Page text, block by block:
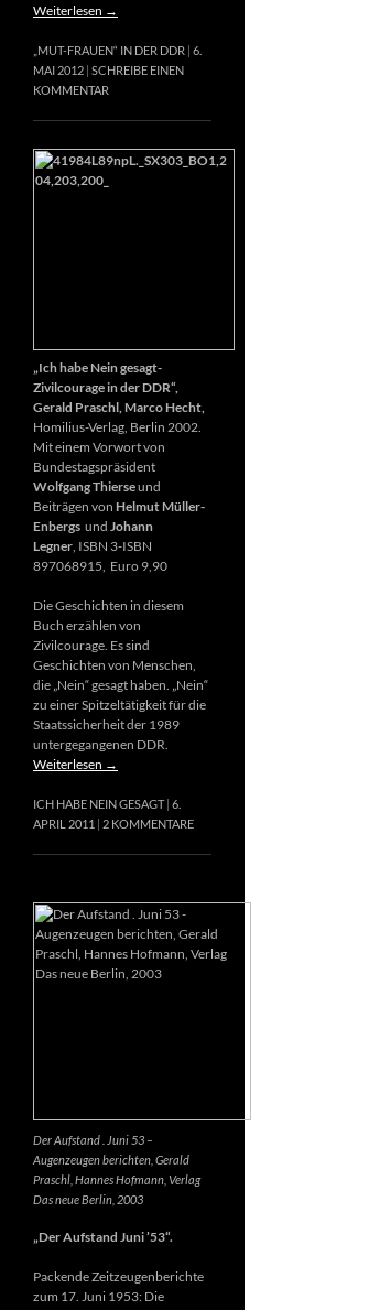
Weiterlesen →
„MUT-FRAUEN“ IN DER DDR 6.
MAI 2012 SCHREIBE EINEN
KOMMENTAR
„Ich habe Nein gesagt-
Zivilcourage in der DDR“,
Gerald Praschl, Marco Hecht,
Homilius-Verlag, Berlin 2002.
Mit einem Vorwort von
Bundestagspräsident
Wolfgang Thierseund
Beiträgen von Helmut Müller-
Enbergs und Johann
Legner , ISBN 3-ISBN
897068915, Euro 9,90
Die Geschichten in diesem
Buch erzählen von
Zivilcourage. Es sind
Geschichten von Menschen,
die „Nein“ gesagt haben. „Nein“
zu einer Spitzeltätigkeit für die
Staatssicherheit der 1989
untergegangenen DDR.
Weiterlesen →
ICH HABE NEIN GESAGT 6.
APRIL 2011
2 KOMMENTARE
Der Aufstand . Juni 53 –
Augenzeugen berichten, Gerald
Praschl, Hannes Hofmann, Verlag
Das neue Berlin, 2003
„Der Aufstand Juni ’53“.
Packende Zeitzeugenberichte
zum 17. Juni 1953: Die